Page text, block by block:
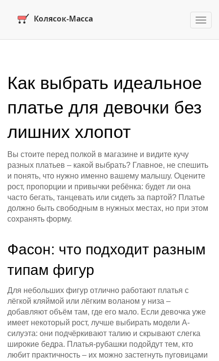
Как выбрать идеальное
платье для девочки без
лишних хлопот
Вы стоите перед полкой в магазине и видите кучу
разных платьев – какой выбрать? Главное, не спешить
и понять, что нужно именно вашему малышу. Оцените
рост, пропорции и привычки ребёнка: будет ли она
часто бегать, танцевать или сидеть за партой? Платье
должно быть свободным в нужных местах, но при этом
сохранять форму.
Фасон: что подходит разным
типам фигур
Для небольших фигур отлично работают платья с
лёгкой кляймой или лёгким воланом у низа –
добавляют объём там, где его мало. Если девочка уже
имеет некоторый рост, лучше выбирать модели А-
силуэта: они подчёркивают талию и скрывают слегка
широкие бедра. Платья‑рубашки подойдут тем, кто
любит практичность – их можно застегнуть пуговицами